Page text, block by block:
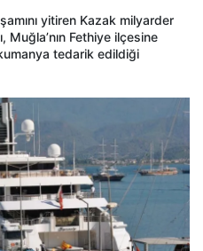
yitiren Kazak milyarder
Muğla’nın Fethiye ilçesine
tedarik edildiği